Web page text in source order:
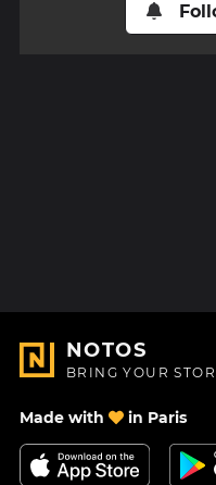
NOTOS
BRING YOUR
Made with in Paris